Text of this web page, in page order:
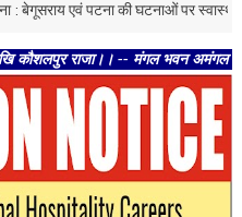
एवं पटना की घटनाओं पर स्वास्थ्य विभाग
-- मंगल भवन अमंगल हारी। द्रवहु